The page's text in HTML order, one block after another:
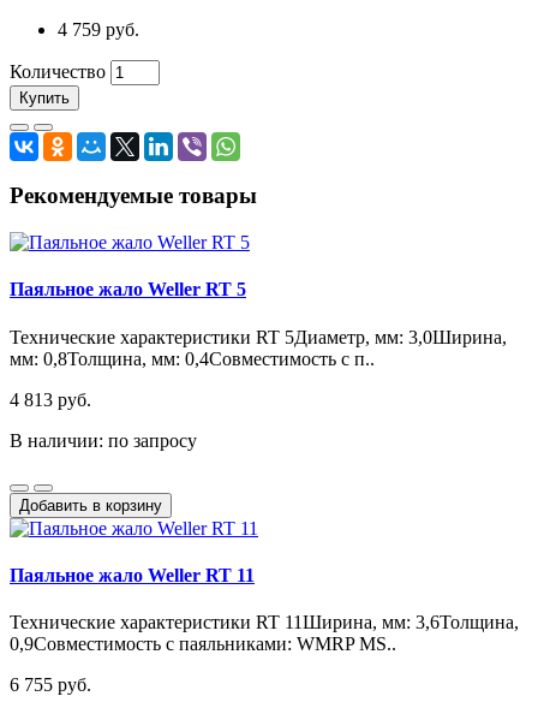
4 759 руб.
Количество
Купить
Рекомендуемые товары
Паяльное жало Weller RT 5
Технические характеристики RT 5Диаметр, мм: 3,0Ширина,
мм: 0,8Толщина, мм: 0,4Совместимость с п..
4 813 руб.
В наличии: по запросу
Добавить в корзину
Паяльное жало Weller RT 11
Технические характеристики RT 11Ширина, мм: 3,6Толщина,
0,9Совместимость с паяльниками: WMRP MS..
6 755 руб.